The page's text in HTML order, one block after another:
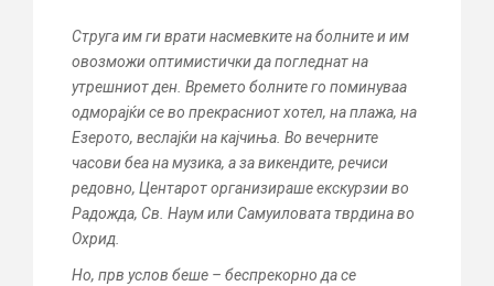
Струга им ги врати насмевките на болните и им
овозможи оптимистички да погледнат на
утрешниот ден. Времето болните го поминуваа
одморајќи се во прекрасниот хотел, на плажа, на
Езерото, веслајќи на кајчиња. Во вечерните
часови беа на музика, а за викендите, речиси
редовно, Центарот организираше екскурзии во
Радожда, Св. Наум или Самуиловата тврдина во
Охрид.
Но, прв услов беше – беспрекорно да се